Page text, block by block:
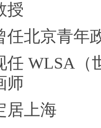
授
任北京青年
任 WLSA（
师
居上海